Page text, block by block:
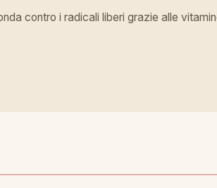
contro i radicali liberi grazie alle